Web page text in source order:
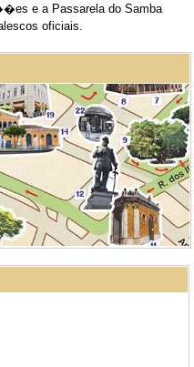
e a Passarela do Samba
oficiais.